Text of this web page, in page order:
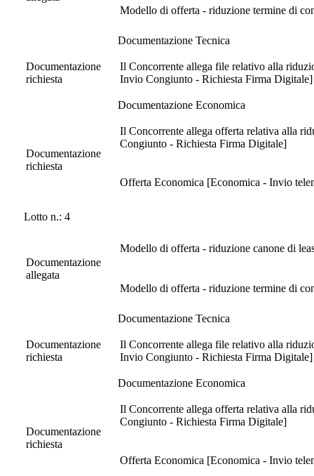
Modello di offerta - riduzione termine di
Documentazione Tecnica
Documentazione
richiesta
Il Concorrente allega file relativo alla
Invio Congiunto - Richiesta Firma Digitale]
Documentazione Economica
Documentazione
richiesta
Il Concorrente allega offerta relativa alla
Congiunto - Richiesta Firma Digitale]
Offerta Economica [Economica - Invio
Lotto n.: 4
Documentazione
allegata
Modello di offerta - riduzione canone di
Modello di offerta - riduzione termine di
Documentazione Tecnica
Documentazione
richiesta
Il Concorrente allega file relativo alla
Invio Congiunto - Richiesta Firma Digitale]
Documentazione Economica
Documentazione
richiesta
Il Concorrente allega offerta relativa alla
Congiunto - Richiesta Firma Digitale]
Offerta Economica [Economica - Invio